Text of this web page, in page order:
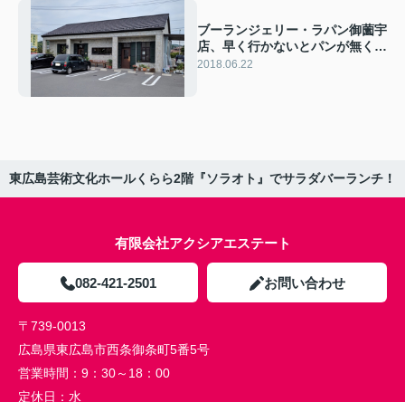
ブーランジェリー・ラパン御薗宇
店、早く行かないとパンが無くな
ってしまいます！
2018.06.22
東広島芸術文化ホールくらら2階『ソラオト』でサラダバーランチ！
有限会社アクシアエステート
082-421-2501 お問い合わせ
〒739-0013
広島県東広島市西条御条町5番5号
営業時間： 9：30～18：00
定休日： 水